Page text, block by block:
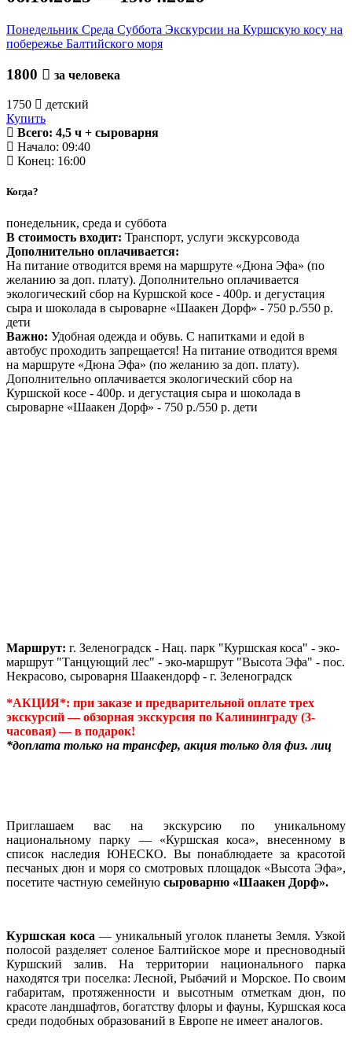
Понедельник Среда Суббота Экскурсии на Куршскую косу на
побережье Балтийского моря
1800 за человека
1750
детский
Купить
Всего: 4,5 ч + сыроварня
Начало: 09:40
Конец: 16:00
Когда?
понедельник, среда и суббота
В стоимость входит: Транспорт, услуги экскурсовода
Дополнительно оплачивается:
На питание отводится время на маршруте «Дюна Эфа» (по
желанию за доп. плату). Дополнительно оплачивается
экологический сбор на Куршской косе - 400р. и дегустация
сыра и шоколада в сыроварне «Шаакен Дорф» - 750 р./550 р.
дети
Важно: Удобная одежда и обувь. С напитками и едой в
автобус проходить запрещается! На питание отводится время
на маршруте «Дюна Эфа» (по желанию за доп. плату).
Дополнительно оплачивается экологический сбор на
Куршской косе - 400р. и дегустация сыра и шоколада в
сыроварне «Шаакен Дорф» - 750 р./550 р. дети
Маршрут: г. Зеленоградск - Нац. парк "Куршская коса" - эко-
маршрут "Танцующий лес" - эко-маршрут "Высота Эфа" - пос.
Некрасово, сыроварня Шаакендорф - г. Зеленоградск
*АКЦИЯ*: при заказе и предварительной оплате трех
экскурсий — обзорная экскурсия по Калининграду (3-
часовая) — в подарок!
*доплата только на трансфер, акция только для физ. лиц
Приглашаем вас на экскурсию по уникальному
национальному парку — «Куршская коса», внесенному в
список наследия ЮНЕСКО. Вы понаблюдаете за красотой
песчаных дюн и моря со смотровых площадок «Высота Эфа»,
посетите частную семейную сыроварню «Шаакен Дорф».
Куршская коса — уникальный уголок планеты Земля. Узкой
полосой разделяет соленое Балтийское море и пресноводный
Куршский залив. На территории национального парка
находятся три поселка: Лесной, Рыбачий и Морское. По своим
габаритам, протяженности и высотным отметкам дюн, по
красоте ландшафтов, богатству флоры и фауны, Куршская коса
среди подобных образований в Европе не имеет аналогов.